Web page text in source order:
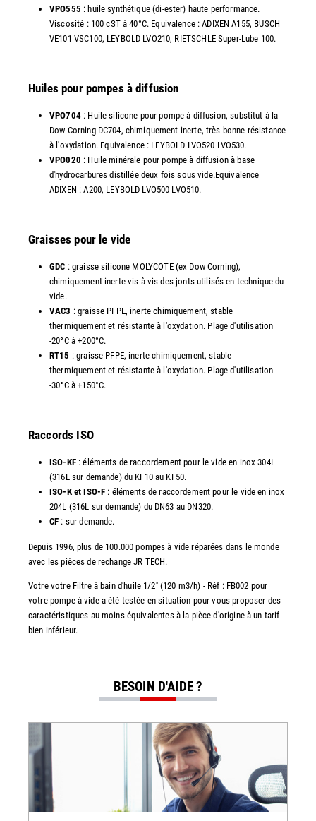
VPO555 : huile synthétique (di-ester) haute performance.
Viscosité : 100 cST à 40°C. Equivalence : ADIXEN A155, BUSCH
VE101 VSC100, LEYBOLD LVO210, RIETSCHLE Super-Lube 100.
Huiles pour pompes à diffusion
VPO704: Huile silicone pour pompe à diffusion, substitut à la
Dow Corning DC704, chimiquement inerte, très bonne résistance
à l'oxydation. Equivalence : LEYBOLD LVO520 LVO530.
VPO020 : Huile minérale pour pompe à diffusion à base
d'hydrocarbures distillée deux fois sous vide.Equivalence
ADIXEN : A200, LEYBOLD LVO500 LVO510.
Graisses pour le vide
GDC : graisse silicone MOLYCOTE (ex Dow Corning),
chimiquement inerte vis à vis des jonts utilisés en technique du
vide.
VAC3 : graisse PFPE, inerte chimiquement, stable
thermiquement et résistante à l'oxydation. Plage d'utilisation
-20°C à +200°C.
RT15 : graisse PFPE, inerte chimiquement, stable
thermiquement et résistante à l'oxydation. Plage d'utilisation
-30°C à +150°C.
Raccords ISO
ISO-KF: éléments de raccordement pour le vide en inox 304L
(316L sur demande) du KF10 au KF50.
ISO-K et ISO-F : éléments de raccordement pour le vide en inox
204L (316L sur demande) du DN63 au DN320.
CF : sur demande.
Depuis 1996, plus de 100.000 pompes à vide réparées dans le monde
avec les pièces de rechange JR TECH.
Votre votre Filtre à bain d'huile 1/2'' (120 m3/h) - Réf : FB002 pour
votre pompe à vide a été testée en situation pour vous proposer des
caractéristiques au moins équivalentes à la pièce d'origine à un tarif
bien inférieur.
BESOIN D'AIDE ?